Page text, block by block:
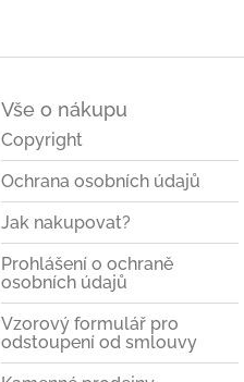
Vše o nákupu
Copyright
Ochrana osobních údajů
Jak nakupovat?
Prohlášení o ochraně
osobních údajů
Vzorový formulář pro
odstoupení od smlouvy